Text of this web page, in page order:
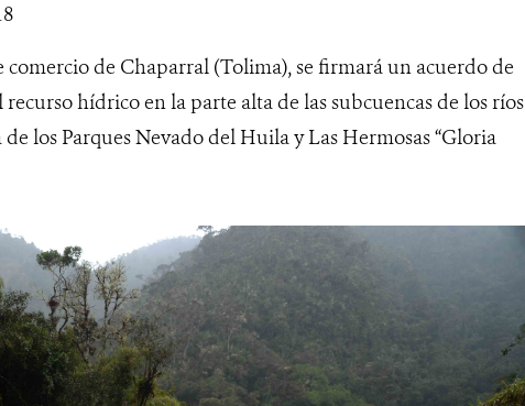
comercio de Chaparral (Tolima), se firmará un acuerdo de
hídrico en la parte alta de las subcuencas de los ríos
los Parques Nevado del Huila y Las Hermosas “Gloria